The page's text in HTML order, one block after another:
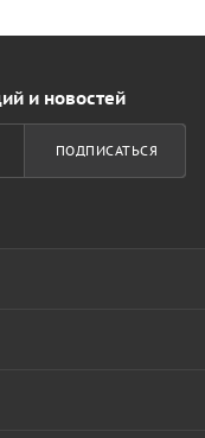
и новостей
ПОДПИСАТЬСЯ